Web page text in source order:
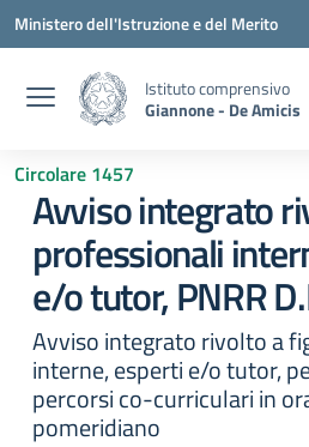
Vai ai contenuti
Vai al menu di navigazione
Vai al footer
Ministero dell'Istruzione e del Merito
Istituto comprensivo
Giannone - De Amicis
Circolare 1457
Avviso integrato
professionali
e/o tutor, PNRR
Avviso integrato rivolto a
interne, esperti e/o tutor,
percorsi co-curriculari in
pomeridiano